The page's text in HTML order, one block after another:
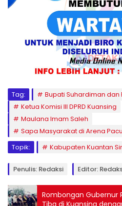
Tag:
Bupati Suhardiman dan
Ketua Komisi III DPRD Kuansing
Maulana Imam Saleh
Sapa Masyarakat di Arena
Topik:
Kabupaten Kuantan
Penulis: Redaksi Editor:
Rombongan Gubernur
Tiba di Kuansing